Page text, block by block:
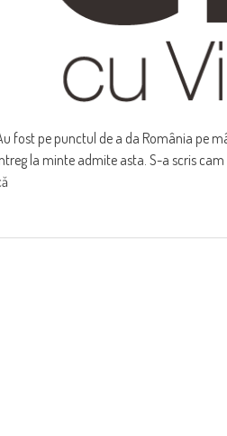
fost pe punctul de a da România pe
la minte admite asta. S-a scris cam